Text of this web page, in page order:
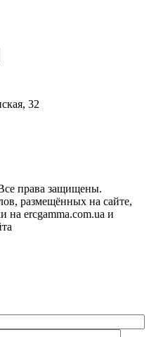
32
права защищены.
размещённых на сайте,
на ercgamma.com.ua и